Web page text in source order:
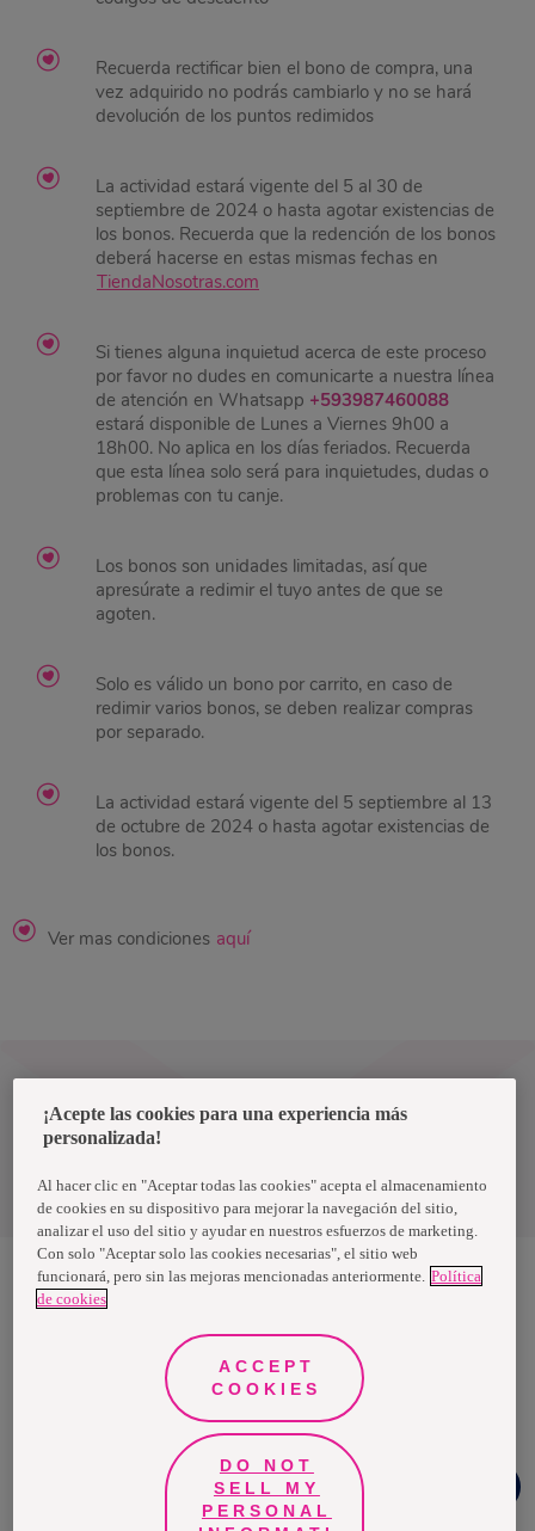
Recuerda rectificar bien el bono de compra, una
vez adquirido no podrás cambiarlo y no se hará
devolución de los puntos redimidos
La actividad estará vigente del 5 al 30 de
septiembre de 2024 o hasta agotar existencias de
los bonos. Recuerda que la redención de los bonos
deberá hacerse en estas mismas fechas en
TiendaNosotras.com
Si tienes alguna inquietud acerca de este proceso
por favor no dudes en comunicarte a nuestra línea
de atención en Whatsapp +593987460088
estará disponible de Lunes a Viernes 9h00 a
18h00. No aplica en los días feriados. Recuerda
que esta línea solo será para inquietudes, dudas o
problemas con tu canje.
Los bonos son unidades limitadas, así que
apresúrate a redimir el tuyo antes de que se
agoten.
Solo es válido un bono por carrito, en caso de
redimir varios bonos, se deben realizar compras
por separado.
La actividad estará vigente del 5 septiembre al 13
de octubre de 2024 o hasta agotar existencias de
los bonos.
Ver mas condiciones aquí
Términos y condiciones
Nosotras, una marca de Essity - una compañía global líder en
higiene y salud. Cada día, mil millones de personas, en todo el
mundo, utilizan nuestros productos, servicios y soluciones. Nuestro
propósito es romper barreras por el bienestar en beneficio de
consumidores, pacientes, cuidadores, clientes y la sociedad en
general. Vendemos en aproximadamente 150 países bajo las
principales marcas globales TENA y Tork, así como otras marcas
como Actimove, Cutimed, JOBST, Knix, Leukoplast, Libero, Libresse,
Lotus, Modibodi, Nosotras, Saba, Tempo, TOM Organic y Zewa. En
2024, Essity tuvo ventas de aproximadamente 13 mil millones de
euros y empleó a 36,000 personas. La sede de la compañía está
ubicada en Estocolmo, Suecia, y Essity cotiza en Nasdaq Estocolmo.
www.essity.com.
¡Acepte las cookies para una experiencia más
personalizada!
Al hacer clic en "Aceptar todas las cookies" acepta el almacenamiento
de cookies en su dispositivo para mejorar la navegación del sitio,
analizar el uso del sitio y ayudar en nuestros esfuerzos de marketing.
Con solo "Aceptar solo las cookies necesarias", el sitio web
funcionará, pero sin las mejoras mencionadas anteriormente. Política
de cookies
ACCEPT
COOKIES
DO NOT
SELL MY
PERSONAL